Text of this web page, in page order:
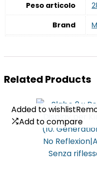
Peso articolo
Brand
Related Products
Added to wishlist
Add to compare
Added to wishlist
Add to compare